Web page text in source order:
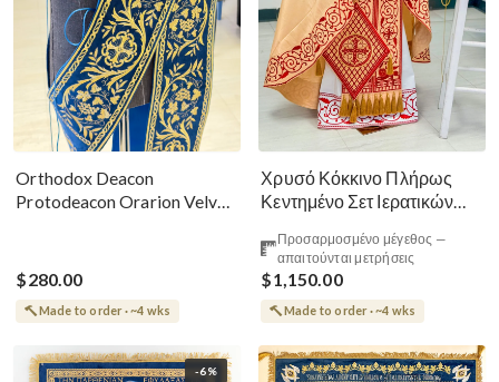
Orthodox Deacon
Protodeacon Orarion Velvet
$280.00
Made to order · ~4 wks
Χρυσό Κόκκινο Πλήρως
Κεντημένο Σετ Ιερατικών
Προσαρμοσμένο μέγεθος —
απαιτούνται μετρήσεις
$1,150.00
Made to order · ~4 wks
-6%